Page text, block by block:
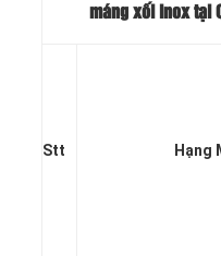
máng xối inox tại
Stt Hạng